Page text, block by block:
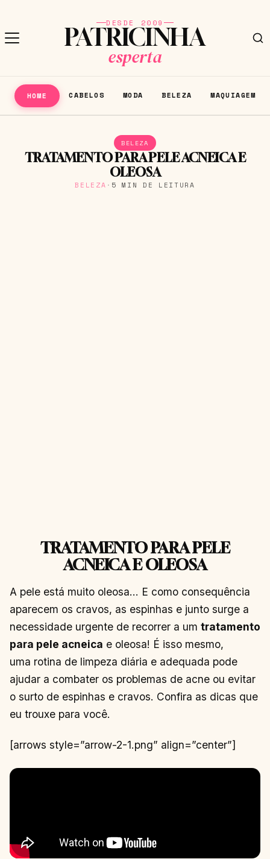
DESDE 2009
PATRICINHA
esperta
HOME CABELOS MODA BELEZA MAQUIAGEM
BELEZA
TRATAMENTO PARA PELE ACNEICA E
OLEOSA
BELEZA · 5 MIN DE LEITURA
TRATAMENTO PARA PELE
ACNEICA E OLEOSA
A pele está muito oleosa… E como consequência
aparecem os cravos, as espinhas e junto surge a
necessidade urgente de recorrer a um tratamento
para pele acneica e oleosa! É isso mesmo,
uma rotina de limpeza diária e adequada pode
ajudar a combater os problemas de acne ou evitar
o surto de espinhas e cravos. Confira as dicas que
eu trouxe para você.
[arrows style=”arrow-2-1.png” align=”center”]